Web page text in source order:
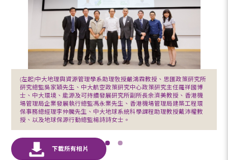
(左起)中大地理與資源管理學系助理敎授嚴鴻霖教授、思匯政策研究所
研究總監吳家穎先生、中大航空政策研究中心政策研究主任羅祥國博
士、中大環境、能源及可持續發展研究所副所長余濟美教授、香港機
場管理局企業發展執行總監馮永業先生、香港機場管理局建築工程環
保事務總經理李仲騰先生、中大地球系統科學課程助理教授戴沛權教
授、以及地球保源行動總監楊詩詩女士。